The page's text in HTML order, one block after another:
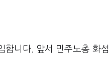
합니다. 앞서 민주노총 화섬